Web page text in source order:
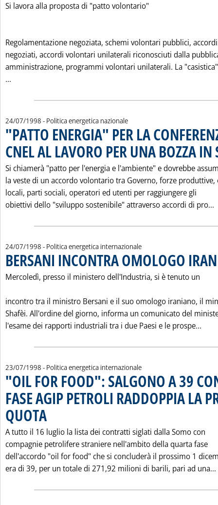
Si lavora alla proposta di "patto volontario"
Regolamentazione negoziata, schemi volontari pubblici, accordi
negoziati, accordi volontari unilaterali riconosciuti dalla
amministrazione, programmi volontari unilaterali. La
...
24/07/1998 - Politica energetica nazionale
"PATTO ENERGIA" PER LA
CNEL AL LAVORO PER UNA BOZZA IN
Si chiamerà "patto per l'energia e l'ambiente" e dovrebbe
la veste di un accordo volontario tra Governo, forze produttive,
locali, parti sociali, operatori ed utenti per raggiungere gli
obiettivi dello "sviluppo sostenibile" attraverso accordi di pro...
24/07/1998 - Politica energetica internazionale
BERSANI INCONTRA OMOLOGO
Mercoledì, presso il ministero dell'Industria, si è tenuto un
incontro tra il ministro Bersani e il suo omologo iraniano, il
Shafèi. All'ordine del giorno, informa un comunicato del
l'esame dei rapporti industriali tra i due Paesi e le prospe...
23/07/1998 - Politica energetica internazionale
"OIL FOR FOOD": SALGONO A 39
FASE AGIP PETROLI RADDOPPIA LA
QUOTA
A tutto il 16 luglio la lista dei contratti siglati dalla Somo con
compagnie petrolifere straniere nell'ambito della quarta fase
dell'accordo "oil for food" che si concluderà il prossimo 1
era di 39, per un totale di 271,92 milioni di barili, pari ad una...